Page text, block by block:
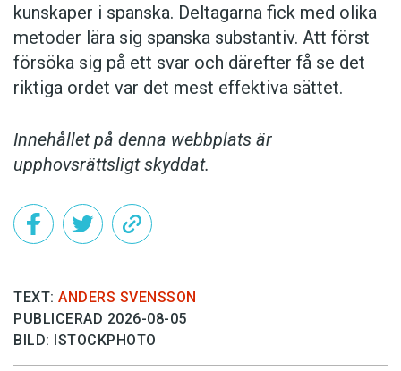
kunskaper i spanska. Deltagarna fick med olika
metoder lära sig spanska substantiv. Att först
försöka sig på ett svar och därefter få se det
riktiga ordet var det mest effektiva sättet.
Innehållet på denna webbplats är
upphovsrättsligt skyddat.
TEXT: ANDERS SVENSSON
PUBLICERAD 2026-08-05
BILD: ISTOCKPHOTO